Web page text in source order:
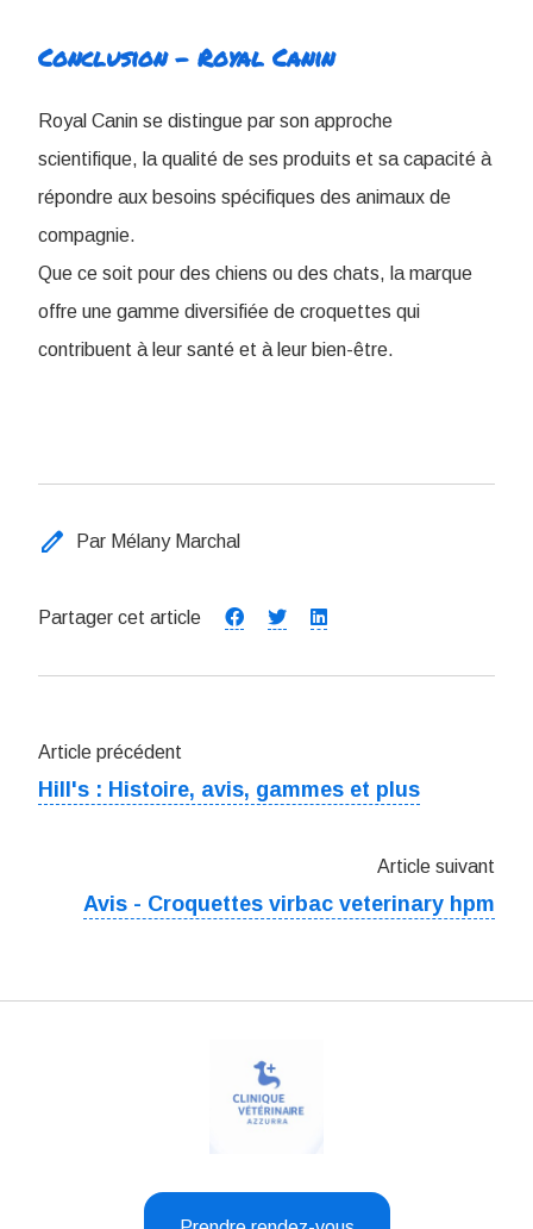
Conclusion - Royal Canin
Royal Canin se distingue par son approche
scientifique, la qualité de ses produits et sa capacité à
répondre aux besoins spécifiques des animaux de
compagnie.
Que ce soit pour des chiens ou des chats, la marque
offre une gamme diversifiée de croquettes qui
contribuent à leur santé et à leur bien-être.
edit Par Mélany Marchal
Partager cet article
Article précédent
Hill's : Histoire, avis, gammes et plus
Article suivant
Avis - Croquettes virbac veterinary hpm